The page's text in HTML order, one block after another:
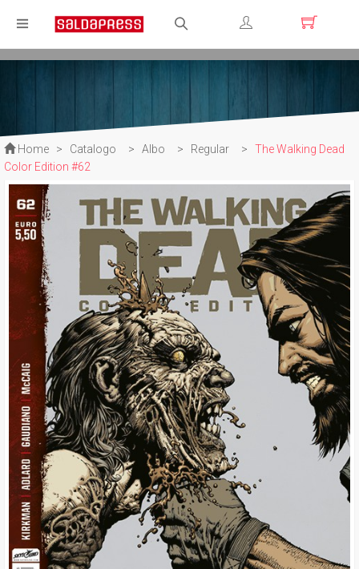
Registrati
Home > Catalogo > Albo > Regular >
The Walking Dead
Color Edition #62